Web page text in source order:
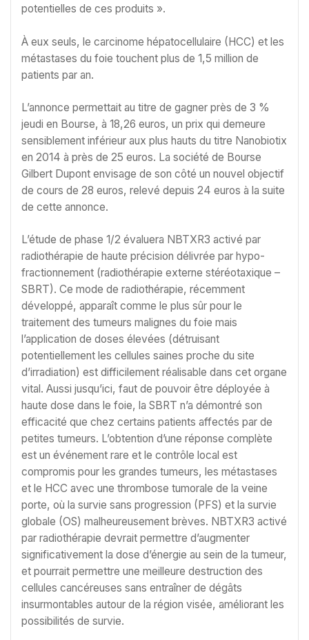
potentielles de ces produits ».
À eux seuls, le carcinome hépatocellulaire (HCC) et les
métastases du foie touchent plus de 1,5 million de
patients par an.
L’annonce permettait au titre de gagner près de 3 %
jeudi en Bourse, à 18,26 euros, un prix qui demeure
sensiblement inférieur aux plus hauts du titre Nanobiotix
en 2014 à près de 25 euros. La société de Bourse
Gilbert Dupont envisage de son côté un nouvel objectif
de cours de 28 euros, relevé depuis 24 euros à la suite
de cette annonce.
L’étude de phase 1/2 évaluera NBTXR3 activé par
radiothérapie de haute précision délivrée par hypo-
fractionnement (radiothérapie externe stéréotaxique –
SBRT). Ce mode de radiothérapie, récemment
développé, apparaît comme le plus sûr pour le
traitement des tumeurs malignes du foie mais
l’application de doses élevées (détruisant
potentiellement les cellules saines proche du site
d’irradiation) est difficilement réalisable dans cet organe
vital. Aussi jusqu’ici, faut de pouvoir être déployée à
haute dose dans le foie, la SBRT n’a démontré son
efficacité que chez certains patients affectés par de
petites tumeurs. L’obtention d’une réponse complète
est un événement rare et le contrôle local est
compromis pour les grandes tumeurs, les métastases
et le HCC avec une thrombose tumorale de la veine
porte, où la survie sans progression (PFS) et la survie
globale (OS) malheureusement brèves. NBTXR3 activé
par radiothérapie devrait permettre d’augmenter
significativement la dose d’énergie au sein de la tumeur,
et pourrait permettre une meilleure destruction des
cellules cancéreuses sans entraîner de dégâts
insurmontables autour de la région visée, améliorant les
possibilités de survie.